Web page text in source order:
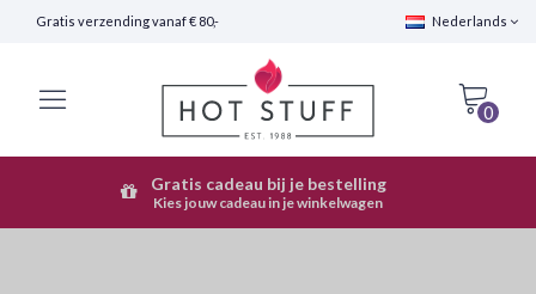
Gratis verzending vanaf € 80,- Nederlands
0
Snelle Verzending (24 uur)
Gratis cadeau bij je bestelling
Kies jouw cadeau in je winkelwagen